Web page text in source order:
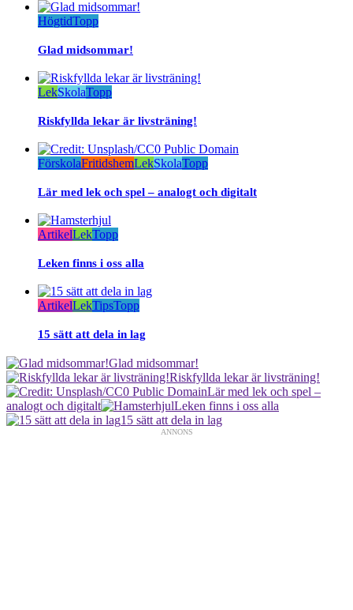
HögtidTopp
Glad midsommar!
LekSkolaTopp
Riskfyllda lekar är livsträning!
FörskolaFritidshemLekSkolaTopp
Lär med lek och spel – analogt och digitalt
ArtikelLekTopp
Leken finns i oss alla
ArtikelLekTipsTopp
15 sätt att dela in lag
Glad midsommar!
Riskfyllda lekar är livsträning!
Lär med lek och spel –
analogt och digitalt
Leken finns i oss alla
15 sätt att dela in lag
ANNONS